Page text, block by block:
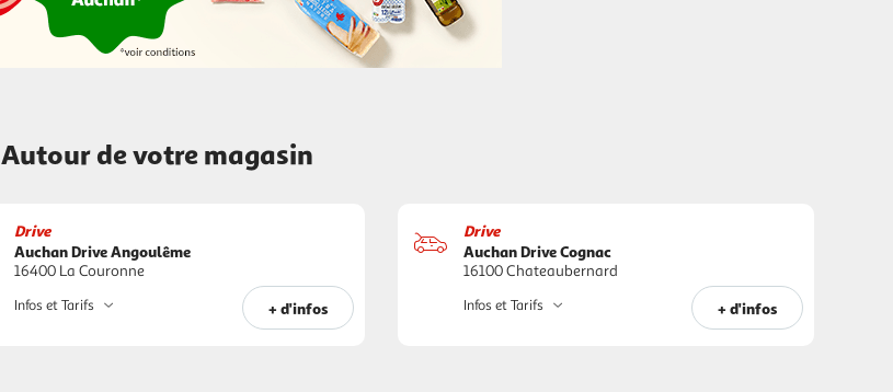
Autour de votre magasin
Drive
Auchan Drive Angoulême
16400 La Couronne
+ d'infos
Infos et Tarifs
Drive
Auchan Drive Cognac
16100 Chateaubernard
+ d'infos
Infos et Tarifs